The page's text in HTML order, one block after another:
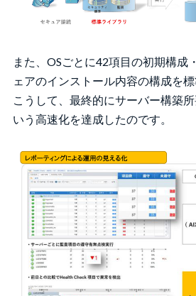
また、OSごとに42項目の初期構成
ェアのインストール内容の構成を標
こうして、最終的にサーバー構築
いう高速化を達成したのです。